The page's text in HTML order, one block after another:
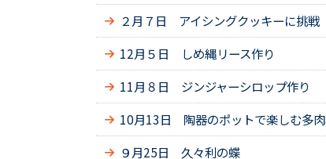
２月７日 アイシングクッキーに挑戦
12月５日 しめ縄リース作り
11月８日 ジンジャーシロップ作り
10月13日 陶器のポットで楽しむ多肉
９月25日 久々利の蝶